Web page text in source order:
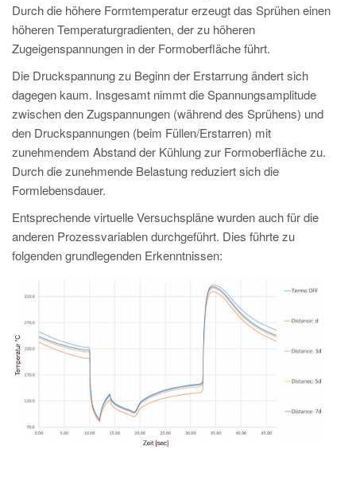
Durch die höhere Formtemperatur erzeugt das Sprühen einen
höheren Temperaturgradienten, der zu höheren
Zugeigenspannungen in der Formoberfläche führt.
Die Druckspannung zu Beginn der Erstarrung ändert sich
dagegen kaum. Insgesamt nimmt die Spannungsamplitude
zwischen den Zugspannungen (während des Sprühens) und
den Druckspannungen (beim Füllen/Erstarren) mit
zunehmendem Abstand der Kühlung zur Formoberfläche zu.
Durch die zunehmende Belastung reduziert sich die
Formlebensdauer.
Entsprechende virtuelle Versuchspläne wurden auch für die
anderen Prozessvariablen durchgeführt. Dies führte zu
folgenden grundlegenden Erkenntnissen: